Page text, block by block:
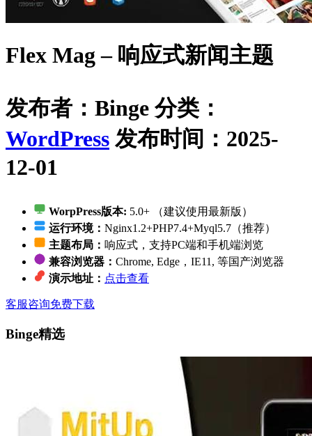
Flex Mag – 响应式新闻主题
发布者：Binge 分类：
WordPress 发布时间：2025-
12-01
WorpPress版本: 5.0+ （建议使用最新版）
运行环境： Nginx1.2+PHP7.4+Myql5.7（推荐）
主题布局： 响应式，支持PC端和手机端浏览
兼容浏览器： Chrome, Edge，IE11, 等国产浏览器
演示地址： 点击查看
客服咨询免费下载
Binge精选